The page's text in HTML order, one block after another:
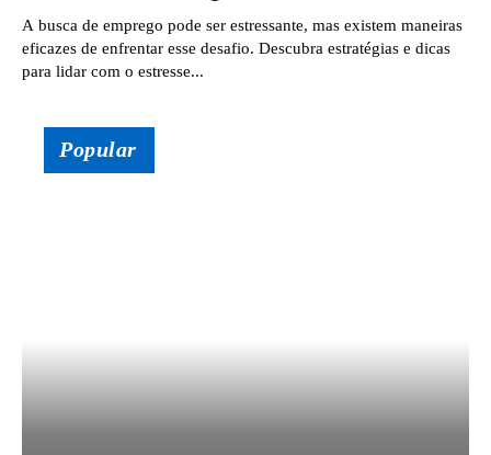
A busca de emprego pode ser estressante, mas existem maneiras
eficazes de enfrentar esse desafio. Descubra estratégias e dicas
para lidar com o estresse...
Popular